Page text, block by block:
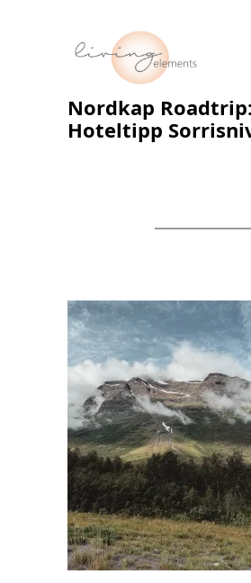
Nordkap
Hoteltipp